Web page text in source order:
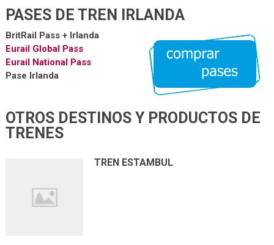
PASES DE TREN IRLANDA
BritRail Pass + Irlanda
Eurail Global Pass
Eurail National Pass
Pase Irlanda
OTROS DESTINOS Y PRODUCTOS DE
TRENES
TREN ESTAMBUL